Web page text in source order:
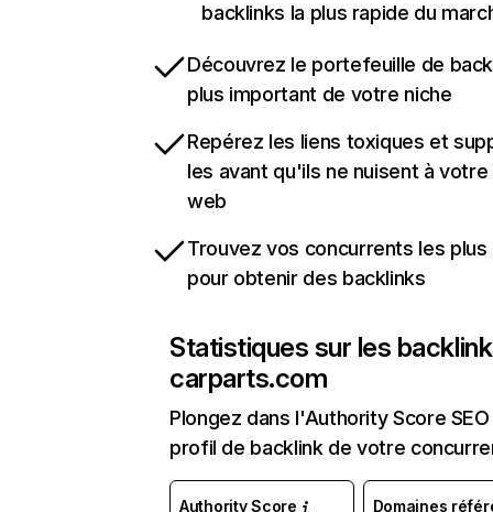
backlinks la plus rapide du
Découvrez le portefeuille de
plus important de votre niche
Repérez les liens toxiques et
les avant qu'ils ne nuisent à
web
Trouvez vos concurrents les
pour obtenir des backlinks
Statistiques sur les
carparts.com
Plongez dans l'Authority Score
profil de backlink de votre
Authority Score Domaines